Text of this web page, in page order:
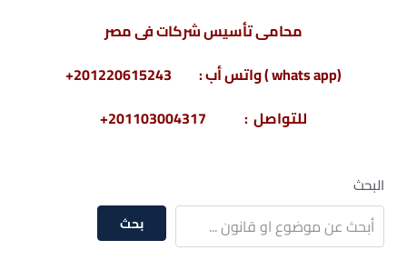
محامى تأسيس شركات فى مصر
(whats app ) واتس أب : 201220615243+
للتواصل : 201103004317+
البحث
بحث